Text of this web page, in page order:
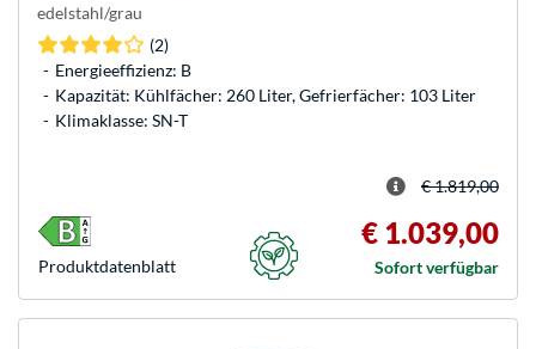
edelstahl/grau
(2)
Energieeffizienz: B
Kapazität: Kühlfächer: 260 Liter, Gefrierfächer: 103 Liter
Klimaklasse: SN-T
€ 1.819,00
€ 1.039,00
Sofort verfügbar
Produkt­datenblatt